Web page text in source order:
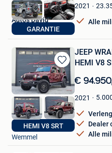
Favorieten
GARANTIE
2021
Alle
Auto's David
Lebbeke
Bewaren
in
Mijn
Favorieten
HEMI V8 SRT
JEEP
HEMI V8
€
2021
Dealer
Alle
D-Sign Motors
Wemmel